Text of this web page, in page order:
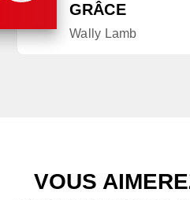
GRÂCE
Wally Lamb
VOUS